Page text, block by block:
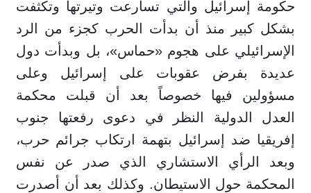
حكومة إسرائيل والتي تسارعت وتيرتها وتكثفت
بشكل كبير منذ أن بدأت الحرب كجزء من الرد
الإسرائيلي على هجوم «حماس»، بل وبدأت دول
عديدة بفرض عقوبات على إسرائيل وعلى
مسؤولين فيها خصوصاً بعد أن قبلت محكمة
العدل الدولية النظر في دعوى رفعتها جنوب
إفريقيا ضد إسرائيل بتهمة ارتكاب جرائم حرب،
وبعد الرأي الاستشاري الذي صدر عن نفس
المحكمة حول الاستيطان. وكذلك بعد أن أصدرت